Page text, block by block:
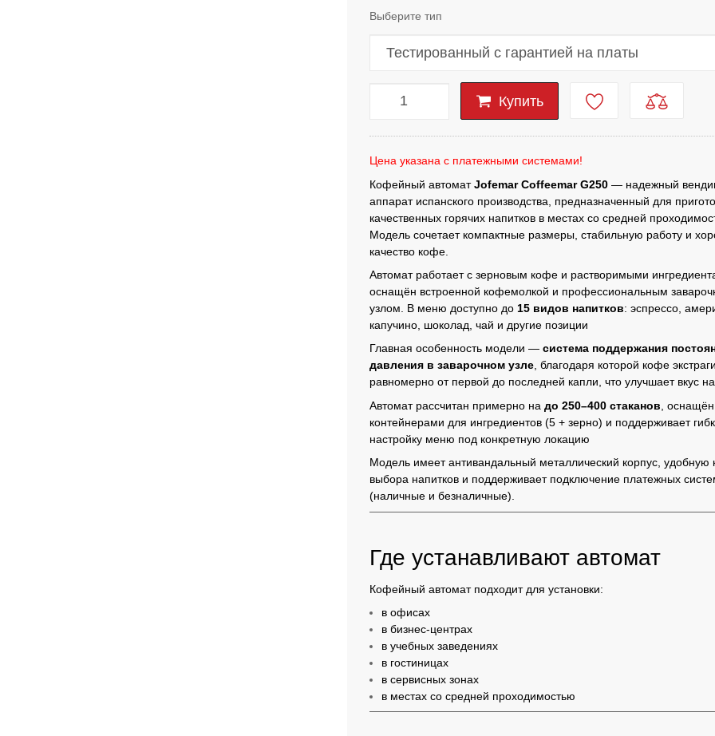
Выберите тип
Купить
Цена указана с платежными системами!
Кофейный автоматJofemar Coffeemar G250 — надежный
аппарат испанского производства, предназначенный для
качественных горячих напитков в местах со средней
Модель сочетает компактные размеры, стабильную работу и
качество кофе.
Автомат работает с зерновым кофе и растворимыми
оснащён встроенной кофемолкой и профессиональным
узлом. В меню доступно до 15 видов напитков: эспрессо,
капучино, шоколад, чай и другие позиции
Главная особенность модели — система поддержания
давления в заварочном узле, благодаря которой кофе
равномерно от первой до последней капли, что улучшает вкус
Автомат рассчитан примерно на до 250–400 стаканов , оснащён
контейнерами для ингредиентов (5 + зерно) и поддерживает
настройку меню под конкретную локацию
Модель имеет антивандальный металлический корпус, удобную
выбора напитков и поддерживает подключение платежных
(наличные и безналичные).
Где устанавливают автомат
Кофейный автомат подходит для установки:
в офисах
в бизнес-центрах
в учебных заведениях
в гостиницах
в сервисных зонах
в местах со средней проходимостью